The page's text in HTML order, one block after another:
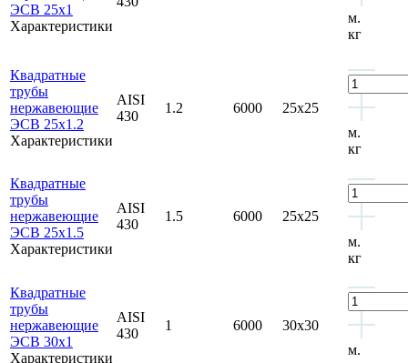
ЭСВ 25x1
Характеристики
м.
кг
Квадратные
трубы
нержавеющие
ЭСВ 25x1.2
Характеристики
AISI
430
1.2 6000
25x25
м.
кг
Квадратные
трубы
нержавеющие
ЭСВ 25x1.5
Характеристики
AISI
430
1.5 6000
25x25
м.
кг
Квадратные
трубы
нержавеющие
ЭСВ 30x1
Характеристики
AISI
430
1 6000
30x30
м.